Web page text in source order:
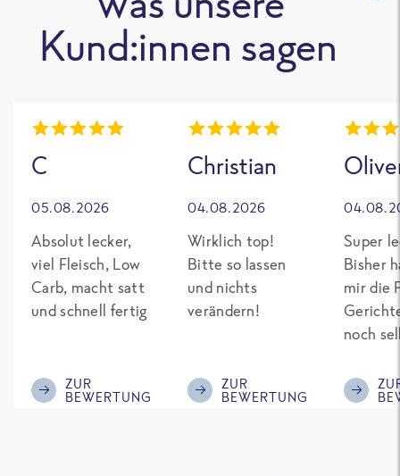
Kund:innen sagen
C
05.08.2026
Absolut lecker,
viel Fleisch, Low
Carb, macht satt
und schnell fertig
ZUR
BEWERTUNG
Christian
04.08.2026
Wirklich top!
Bitte so lassen
und nichts
verändern!
ZUR
BEWERTUNG
Super
Bisher
mir die
noch
Eiweiß.
was